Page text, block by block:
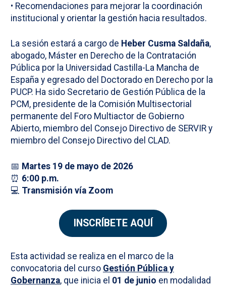
• Recomendaciones para mejorar la coordinación
institucional y orientar la gestión hacia resultados.
La sesión estará a cargo de Heber Cusma Saldaña,
abogado, Máster en Derecho de la Contratación
Pública por la Universidad Castilla-La Mancha de
España y egresado del Doctorado en Derecho por la
PUCP. Ha sido Secretario de Gestión Pública de la
PCM, presidente de la Comisión Multisectorial
permanente del Foro Multiactor de Gobierno
Abierto, miembro del Consejo Directivo de SERVIR y
miembro del Consejo Directivo del CLAD.
📅 Martes 19 de mayo de 2026
⏰ 6:00 p.m.
💻 Transmisión vía Zoom
INSCRÍBETE AQUÍ
Esta actividad se realiza en el marco de la
convocatoria del curso Gestión Pública y
Gobernanza, que inicia el 01 de junio en modalidad